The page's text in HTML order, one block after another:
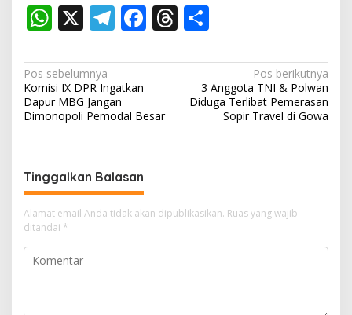
W
at
s
A
p
X T
e
gr
a
F
e
o
T
re
a
ar
e
N
a
v
g
a
s
i
p
Pos sebelumnya
Komisi IX DPR Ingatkan
Dapur MBG Jangan
Dimonopoli Pemodal Besar
Pos berikutnya
3 Anggota TNI & Polwan
Diduga Terlibat Pemerasan
Sopir Travel di Gowa
Tinggalkan Balasan
Alamat email Anda tidak akan dipublikasikan. Ruas yang wajib
ditandai *